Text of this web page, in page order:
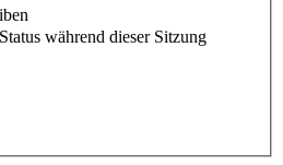
während dieser Sitzung